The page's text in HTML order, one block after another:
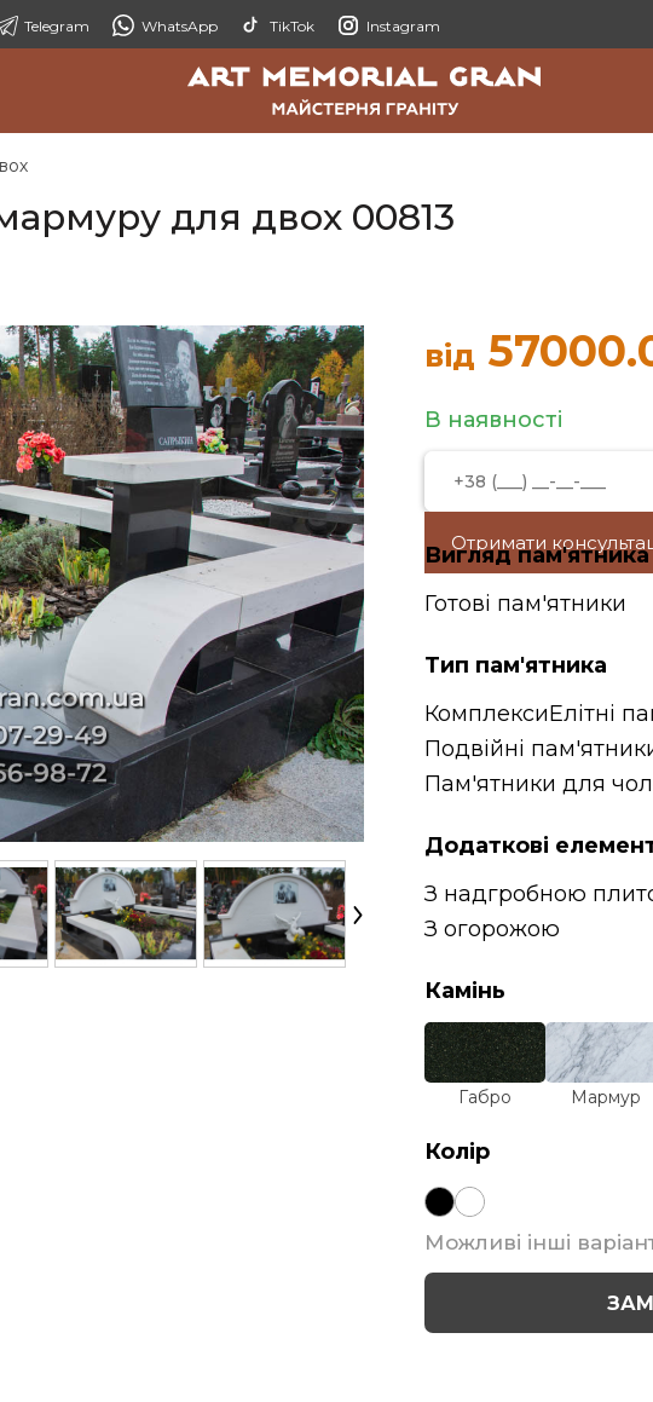
Telegram WhatsApp TikTok Instagram
для двох 00813
від
В наявності
Отримати
Вигляд пам'ятника
Готові пам'ятники
Тип пам'ятника
КомплексиЕлітні
Подвійні
Пам'ятники для
Додаткові
З надгробною
З огорожою
Камінь
Габро Мармур
Колір
Можливі інші